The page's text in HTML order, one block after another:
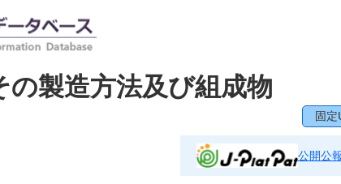
の製造方法及び組成物
固
公開公